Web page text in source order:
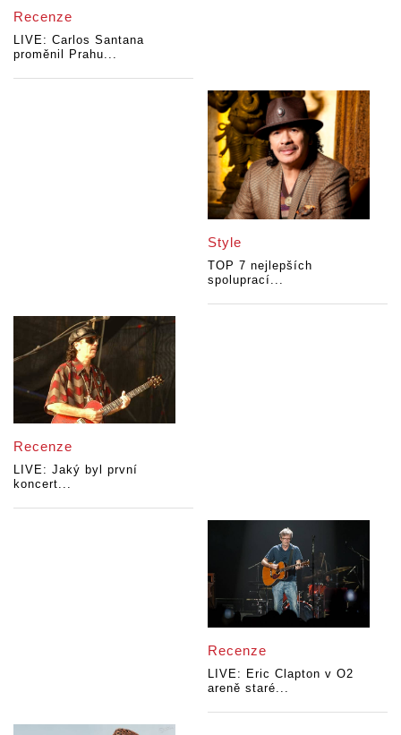
Recenze
LIVE: Carlos Santana
proměnil Prahu...
Style
TOP 7 nejlepších
spoluprací...
Recenze
LIVE: Jaký byl první
koncert...
Recenze
LIVE: Eric Clapton v O2
areně staré...